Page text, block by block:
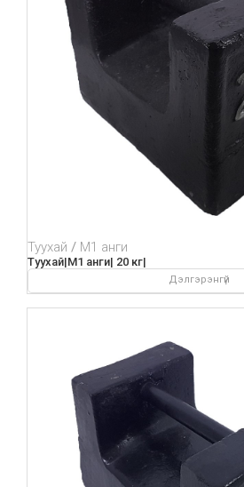
Туухай М1 анги
Туухай|М1 анги| 20 кг|
Дэлгэрэнгүй